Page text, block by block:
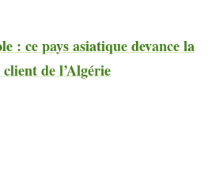
: ce pays asiatique devance la
client de l’Algérie